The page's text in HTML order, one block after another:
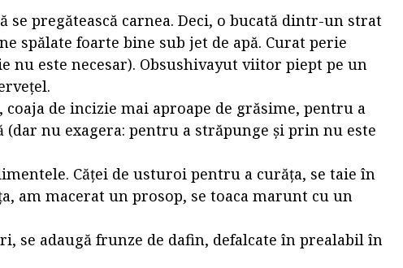
pregătească carnea. Deci, o bucată dintr-un strat
spălate foarte bine sub jet de apă. Curat perie
nu este necesar). Obsushivayut viitor piept pe un
de incizie mai aproape de grăsime, pentru a
(dar nu exagera: pentru a străpunge și prin nu este
Căței de usturoi pentru a curăța, se taie în
am macerat un prosop, se toaca marunt cu un
se adaugă frunze de dafin, defalcate în prealabil în